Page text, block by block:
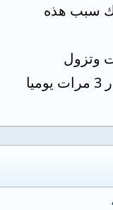
سبب هذه
وتزول
وممكن تستخدم دهان مثل هيموكلار 3 مرات يوميا